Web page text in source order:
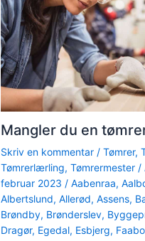
Mangler du en
Skriv en kommentar / Tømrer,
Tømrerlærling, Tømrermester/
februar 2023 / Aabenraa,
Albertslund, Allerød, Assens,
Brøndby, Brønderslev,
Dragør, Egedal, Esbjerg,